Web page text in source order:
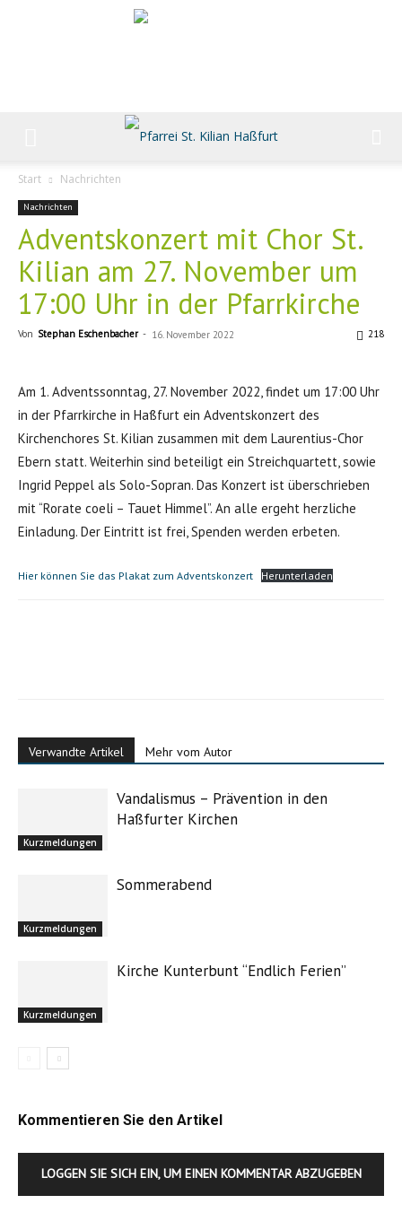
Start Nachrichten
Nachrichten
Adventskonzert mit Chor St.
Kilian am 27. November um
17:00 Uhr in der Pfarrkirche
Von Stephan Eschenbacher - 16. November 2022 218
Am 1. Adventssonntag, 27. November 2022, findet um 17:00 Uhr
in der Pfarrkirche in Haßfurt ein Adventskonzert des
Kirchenchores St. Kilian zusammen mit dem Laurentius-Chor
Ebern statt. Weiterhin sind beteiligt ein Streichquartett, sowie
Ingrid Peppel als Solo-Sopran. Das Konzert ist überschrieben
mit “Rorate coeli – Tauet Himmel”. An alle ergeht herzliche
Einladung. Der Eintritt ist frei, Spenden werden erbeten.
Hier können Sie das Plakat zum Adventskonzert Herunterladen
Verwandte Artikel Mehr vom Autor
Kurzmeldungen
Vandalismus – Prävention in den
Haßfurter Kirchen
Kurzmeldungen
Sommerabend
Kurzmeldungen
Kirche Kunterbunt “Endlich Ferien”
Kommentieren Sie den Artikel
LOGGEN SIE SICH EIN, UM EINEN KOMMENTAR ABZUGEBEN